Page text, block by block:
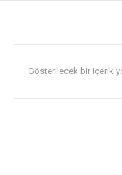
Gösterilecek bir içerik